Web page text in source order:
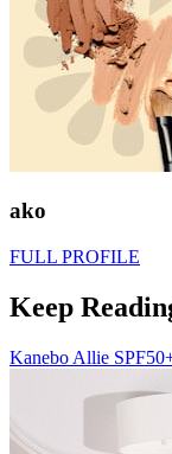
ako
FULL PROFILE
Keep
Kanebo Allie